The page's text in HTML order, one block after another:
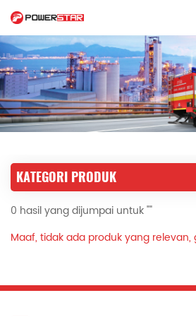
Jentera Bomba Sejak
English
Deutsch
português
العربية
한국의
KATEGORI PRODUK
0 hasil yang dijumpai untuk ""
Maaf, tidak ada produk yang